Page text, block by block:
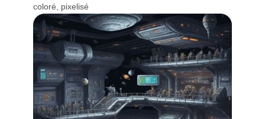
coloré, pixelisé